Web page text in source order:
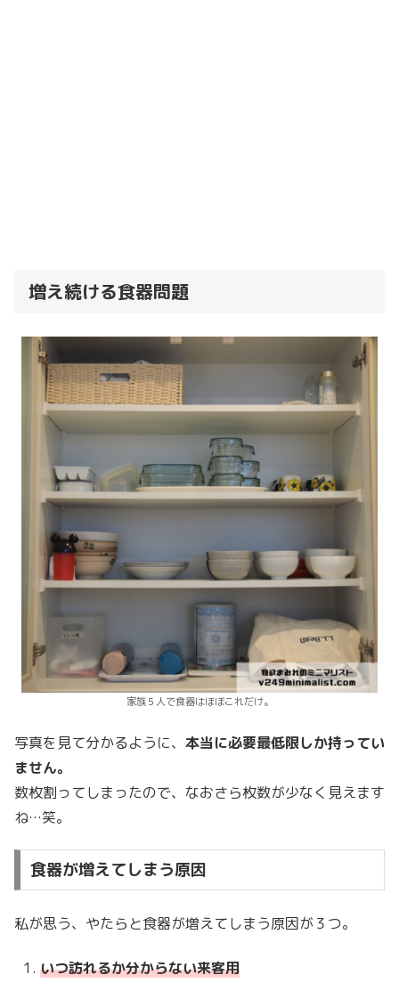
増え続ける食器問題
家族５人で食器はほぼこれだけ。
写真を見て分かるように、 本当に必要最低限しか持ってい
ません。
数枚割ってしまったので、なおさら枚数が少なく見えます
ね…笑。
食器が増えてしまう原因
私が思う、やたらと食器が増えてしまう原因が３つ。
いつ訪れるか分からない来客用